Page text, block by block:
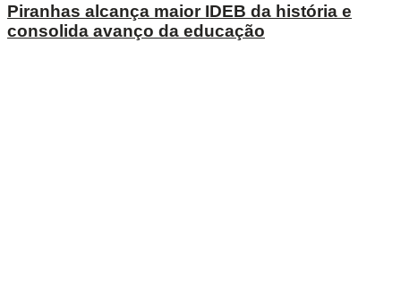
Piranhas alcança maior IDEB da história e
consolida avanço da educação